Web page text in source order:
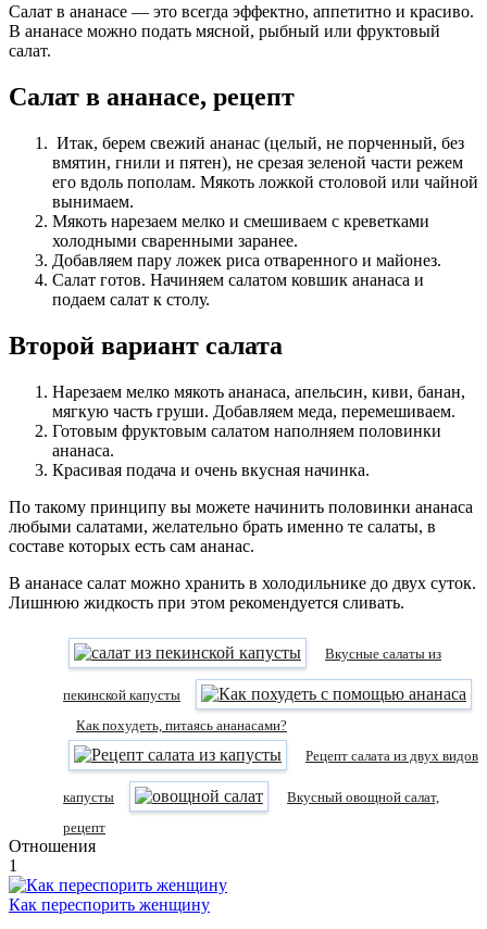
Салат в ананасе — это всегда эффектно, аппетитно и красиво.
В ананасе можно подать мясной, рыбный или фруктовый
салат.
Салат в ананасе, рецепт
Итак, берем свежий ананас (целый, не порченный, без
вмятин, гнили и пятен), не срезая зеленой части режем
его вдоль пополам. Мякоть ложкой столовой или чайной
вынимаем.
Мякоть нарезаем мелко и смешиваем с креветками
холодными сваренными заранее.
Добавляем пару ложек риса отваренного и майонез.
Салат готов. Начиняем салатом ковшик ананаса и
подаем салат к столу.
Второй вариант салата
Нарезаем мелко мякоть ананаса, апельсин, киви, банан,
мягкую часть груши. Добавляем меда, перемешиваем.
Готовым фруктовым салатом наполняем половинки
ананаса.
Красивая подача и очень вкусная начинка.
По такому принципу вы можете начинить половинки ананаса
любыми салатами, желательно брать именно те салаты, в
составе которых есть сам ананас.
В ананасе салат можно хранить в холодильнике до двух суток.
Лишнюю жидкость при этом рекомендуется сливать.
Вкусные салаты из
пекинской капусты
Как похудеть, питаясь ананасами?
Рецепт салата из двух видов
капусты
Вкусный овощной салат,
рецепт
Отношения
1
Как переспорить женщину